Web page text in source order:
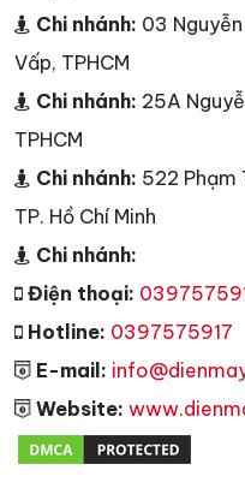
Chi nhánh: 03 Nguyễn
Vấp, TPHCM
Chi nhánh: 25A
TPHCM
Chi nhánh: 522 Phạm
TP. Hồ Chí Minh
Chi nhánh:
Điện thoại:
Hotline: 0397575917
E-mail:
Website: